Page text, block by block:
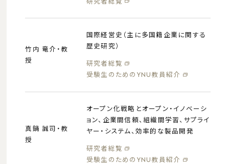
竹内 竜介・教
授
国際経営史（主に多国籍企業に関する
歴史研究）
研究者総覧
受験生のためのYNU教員紹介
真鍋 誠司・教
授
オープン化戦略とオープン・イノベーシ
ョン、企業間信頼、組織間学習、サプライ
ヤー・システム、効率的な製品開発
研究者総覧
受験生のためのYNU教員紹介